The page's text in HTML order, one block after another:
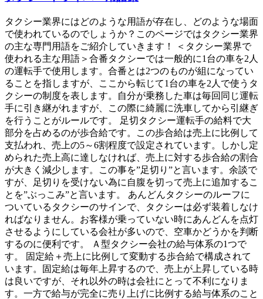
タクシー業界にはどのような用語が存在し、どのような場面
で使われているのでしょうか？このページではタクシー業界
の主な専門用語をご紹介していきます！ ＜タクシー業界で
使われる主な用語＞合番タクシーでは一般的に1台の車を2人
の運転手で使用します。合番とは2つのものが組になってい
ることを指しますが、ここから転じて1台の車を2人で使うタ
クシーの制度を表します。自分が乗務した車は毎回同じ運転
手に引き継がれますが、この際に綺麗に洗車してから引継ぎ
を行うことがルールです。 足切タクシー運転手の給料で大
部分を占めるのが歩合給です。この歩合給は売上に比例して
支払われ、売上の5～6割程度で設定されています。しかし定
められた売上高に達しなければ、売上に対する歩合給の割合
が大きく減少します。この事を”足切り”と言います。余談で
すが、足切りを受けない為に自腹を切って売上に追加するこ
とを”ぶっこみ”と言います。 あんどんタクシーのルーフに
ついているタクシーのサインで、タクシーは必ず装着しなけ
ればなりません。お客様が乗っていない時にあんどんを点灯
させるようにしている会社が多いので、空車かどうかを判断
するのに便利です。 Ａ型タクシー会社の給与体系の1つで
す。 固定給＋売上に比例して変動する歩合給で構成されて
います。固定給は毎年上昇するので、売上が上昇している時
は良いですが、それ以外の時は会社にとって不利になりま
す。一方で給与が完全に売り上げに比例する給与体系のこと